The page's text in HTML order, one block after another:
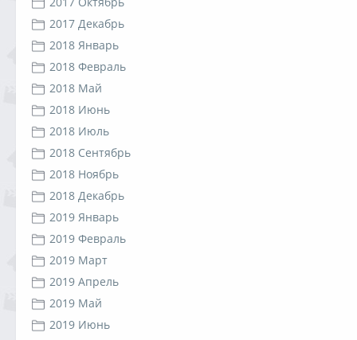
2017 Декабрь
2018 Январь
2018 Февраль
2018 Май
2018 Июнь
2018 Июль
2018 Сентябрь
2018 Ноябрь
2018 Декабрь
2019 Январь
2019 Февраль
2019 Март
2019 Апрель
2019 Май
2019 Июнь